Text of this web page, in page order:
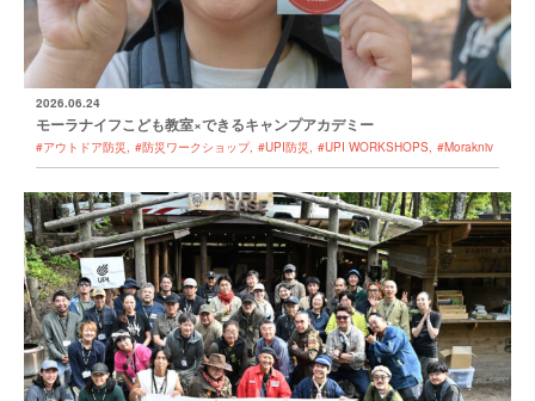
2026.06.24
モーラナイフこども教室×できるキャンプアカデミー
#アウトドア防災 #防災ワークショップ #UPI防災 #UPI WORKSHOPS #Morakniv